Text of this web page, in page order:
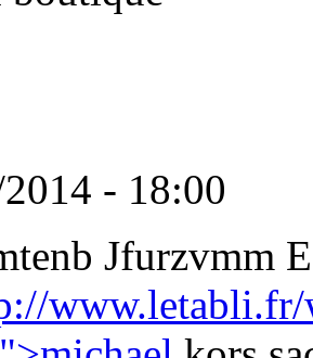
- 18:00
Jfurzvmm
www.letabli.fr/